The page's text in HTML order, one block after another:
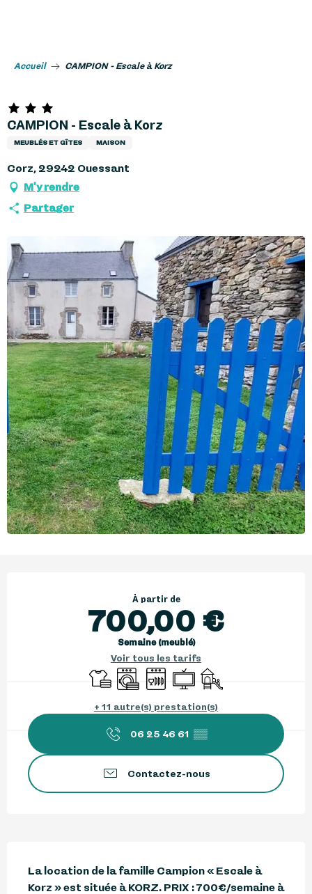
Accueil CAMPION - Escale à Korz
CAMPION - Escale à Korz
MEUBLÉS ET GÎTES MAISON
Corz, 29242 Ouessant
M'y rendre
Partager
À partir de
700,00 €
Semaine (meublé)
Voir tous les tarifs
Draps et linge
Lave lingeLave vaisselle
TélévisionJeux pour enfants /
+ 11 autre(s) prestation(s)
06 25 46 61 ▒▒
Contactez-nous
La location de la famille Campion « Escale à
Korz » est située à KORZ. PRIX : 700€/semaine à